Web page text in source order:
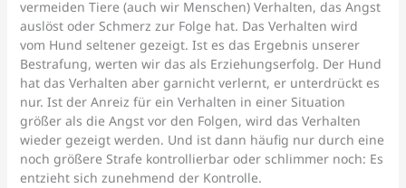
vermeiden Tiere (auch wir Menschen) Verhalten, das Angst
auslöst oder Schmerz zur Folge hat. Das Verhalten wird
vom Hund seltener gezeigt. Ist es das Ergebnis unserer
Bestrafung, werten wir das als Erziehungserfolg. Der Hund
hat das Verhalten aber garnicht verlernt, er unterdrückt es
nur. Ist der Anreiz für ein Verhalten in einer Situation
größer als die Angst vor den Folgen, wird das Verhalten
wieder gezeigt werden. Und ist dann häufig nur durch eine
noch größere Strafe kontrollierbar oder schlimmer noch: Es
entzieht sich zunehmend der Kontrolle.